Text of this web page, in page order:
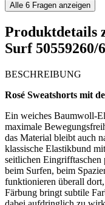
Alle 6 Fragen anzeigen
Produktdetails
Surf 50559260/
BESCHREIBUNG
Rosé Sweatshorts mit
Ein weiches Baumwoll-
maximale
das Material bleibt auch
klassische Elastikbund
seitlichen
beim Surfen, beim
funktionieren überall
Färbung bringt subtile